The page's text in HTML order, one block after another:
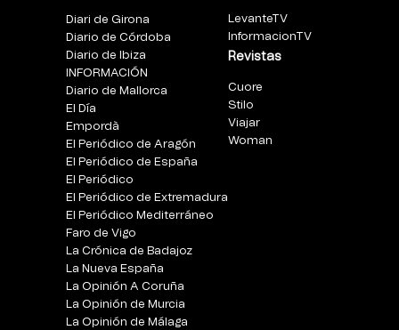
Diari de Girona
Diario de Córdoba
Diario de Ibiza
INFORMACIÓN
Diario de Mallorca
El Día
Empordà
El Periódico de Aragón
El Periódico de España
El Periódico
El Periódico de Extremadura
El Periódico Mediterráneo
Faro de Vigo
La Crónica de Badajoz
La Nueva España
La Opinión A Coruña
La Opinión de Murcia
La Opinión de Málaga
LevanteTV
InformacionTV
Revistas
Cuore
Stilo
Viajar
Woman